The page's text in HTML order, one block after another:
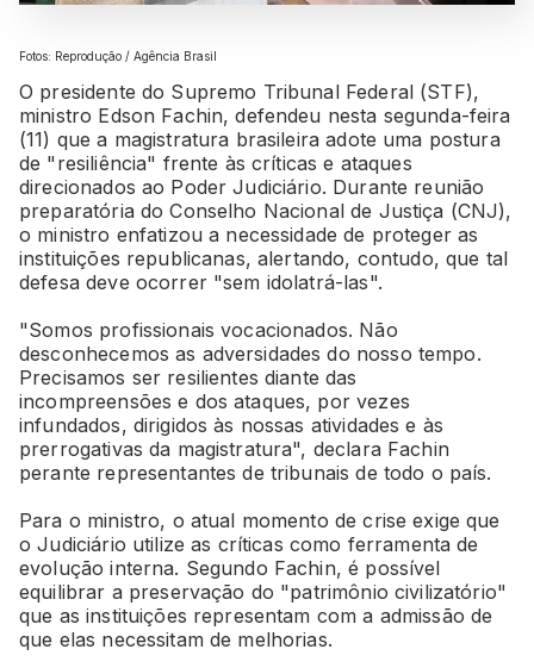
Fotos: Reprodução / Agência Brasil
O presidente do Supremo Tribunal Federal (STF),
ministro Edson Fachin, defendeu nesta segunda-feira
(11) que a magistratura brasileira adote uma postura
de "resiliência" frente às críticas e ataques
direcionados ao Poder Judiciário. Durante reunião
preparatória do Conselho Nacional de Justiça (CNJ),
o ministro enfatizou a necessidade de proteger as
instituições republicanas, alertando, contudo, que tal
defesa deve ocorrer "sem idolatrá-las".
"Somos profissionais vocacionados. Não
desconhecemos as adversidades do nosso tempo.
Precisamos ser resilientes diante das
incompreensões e dos ataques, por vezes
infundados, dirigidos às nossas atividades e às
prerrogativas da magistratura", declara Fachin
perante representantes de tribunais de todo o país.
Para o ministro, o atual momento de crise exige que
o Judiciário utilize as críticas como ferramenta de
evolução interna. Segundo Fachin, é possível
equilibrar a preservação do "patrimônio civilizatório"
que as instituições representam com a admissão de
que elas necessitam de melhorias.